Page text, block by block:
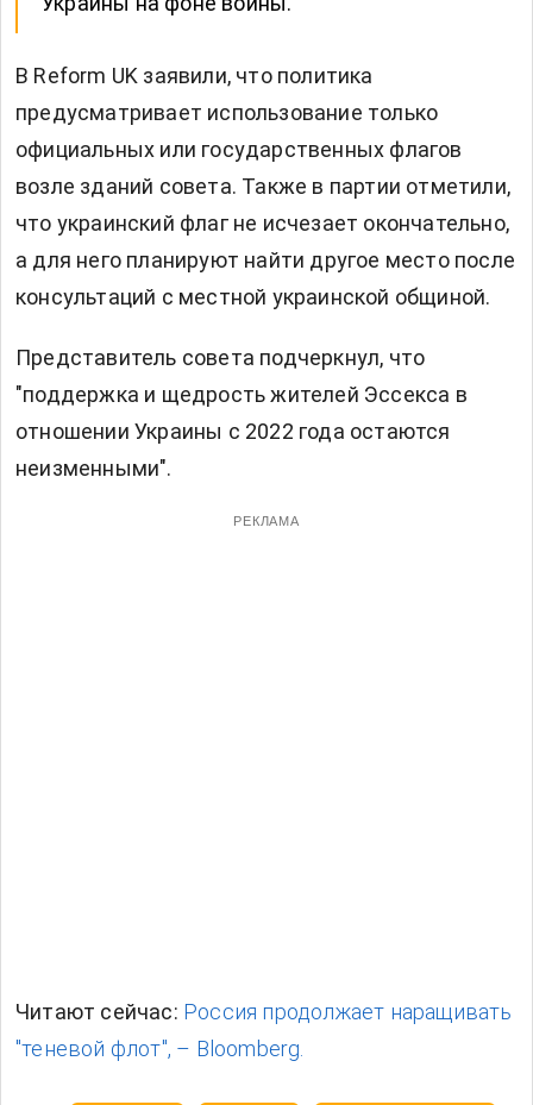
В Reform UK заявили, что политика
предусматривает использование только
официальных или государственных флагов
возле зданий совета. Также в партии отметили,
что украинский флаг не исчезает окончательно,
а для него планируют найти другое место после
консультаций с местной украинской общиной.
Представитель совета подчеркнул, что
"поддержка и щедрость жителей Эссекса в
отношении Украины с 2022 года остаются
неизменными".
РЕКЛАМА
Читают сейчас: Россия продолжает наращивать
"теневой флот", – Bloomberg.